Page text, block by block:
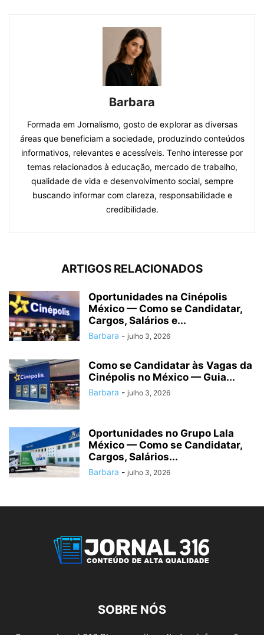
Barbara
Formada em Jornalismo, gosto de explorar as diversas
áreas que beneficiam a sociedade, produzindo conteúdos
informativos, relevantes e acessíveis. Tenho interesse por
temas relacionados à educação, mercado de trabalho,
qualidade de vida e desenvolvimento social, sempre
buscando informar com clareza, responsabilidade e
credibilidade.
ARTIGOS RELACIONADOS
Oportunidades na Cinépolis
México — Como se Candidatar,
Cargos, Salários e...
Barbara - julho 3, 2026
Como se Candidatar às Vagas da
Cinépolis no México — Guia...
Barbara - julho 3, 2026
Oportunidades no Grupo Lala
México — Como se Candidatar,
Cargos, Salários...
Barbara - julho 3, 2026
SOBRE NÓS